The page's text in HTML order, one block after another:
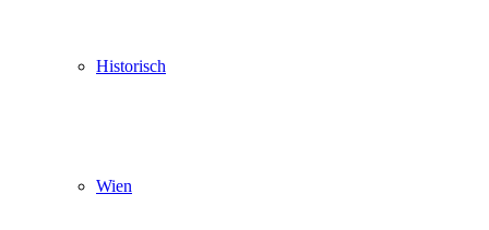
Historisch
Wien